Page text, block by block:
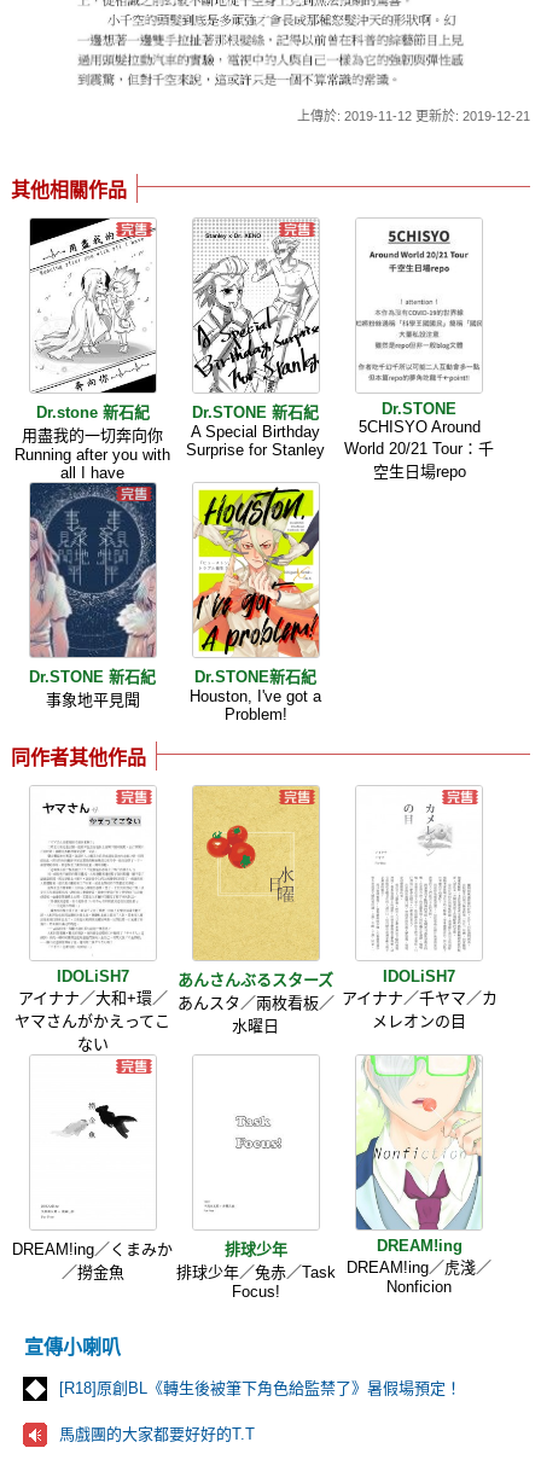
上傳於: 2019-11-12 更新於: 2019-12-21
其他相關作品
Dr.stone 新石紀
用盡我的一切奔向你
Running after you with
all I have
Dr.STONE 新石紀
A Special Birthday
Surprise for Stanley
Dr.STONE
5CHISYO Around
World 20/21 Tour：千
空生日場repo
Dr.STONE 新石紀
事象地平見聞
Dr.STONE新石紀
Houston, I've got a
Problem!
同作者其他作品
IDOLiSH7
アイナナ／大和+環／
ヤマさんがかえってこ
ない
あんさんぶるスターズ
あんスタ／兩枚看板／
水曜日
IDOLiSH7
アイナナ／千ヤマ／カ
メレオンの目
DREAM!ing／くまみか
／撈金魚
排球少年
排球少年／兔赤／Task
Focus!
DREAM!ing
DREAM!ing／虎淺／
Nonficion
宣傳小喇叭
[R18]原創BL《轉生後被筆下角色給監禁了》暑假場預定！
馬戲團的大家都要好好的T.T